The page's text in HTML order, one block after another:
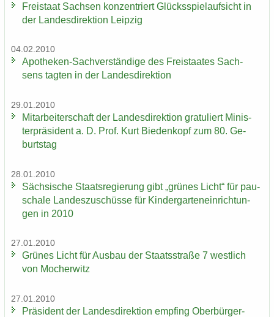
Frei­staat Sach­sen kon­zen­triert Glücks­spiel­auf­sicht in
der Lan­des­di­rek­ti­on Leip­zig
04.02.2010
Apotheken-​Sachverständige des Frei­staa­tes Sach­
sens tag­ten in der Lan­des­di­rek­ti­on
29.01.2010
Mit­ar­bei­ter­schaft der Lan­des­di­rek­ti­on gra­tu­liert Mi­nis­
ter­prä­si­dent a. D. Prof. Kurt Bie­den­kopf zum 80. Ge­
burts­tag
28.01.2010
Säch­si­sche Staats­re­gie­rung gibt „grü­nes Licht“ für pau­
scha­le Lan­des­zu­schüs­se für Kin­der­gar­ten­ein­rich­tun­
gen in 2010
27.01.2010
Grü­nes Licht für Aus­bau der Staats­stra­ße 7 west­lich
von Mo­cher­witz
27.01.2010
Prä­si­dent der Lan­des­di­rek­ti­on emp­fing Ober­bür­ger­